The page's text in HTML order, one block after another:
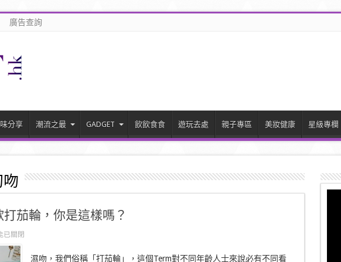
廣告查詢
分享 潮流之最 GADGET 飲飲食食 遊玩去處 親子專區 美妝健康 星級專欄
吻
茄輪，你是這樣嗎？
已關閉
濕吻，我們俗稱「打茄輪」，這個Term對不同年齡人士來說必有不同看